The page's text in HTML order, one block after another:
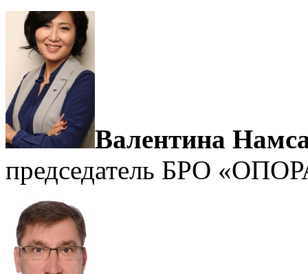
Валентина
председатель БРО